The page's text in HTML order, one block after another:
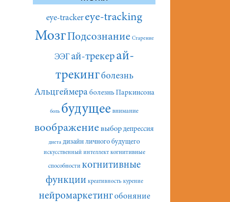
eye-tracker eye-tracking
МозгПодсознание Старение
ЭЭГай-трекерай-
трекингболезнь
Альцгеймера болезнь Паркинсона
боль будущее внимание
воображение выбор депрессия
диета дизайн личного будущего
искусственный интеллект когнитивные
способности когнитивные
функции креативность курение
нейромаркетингобоняние